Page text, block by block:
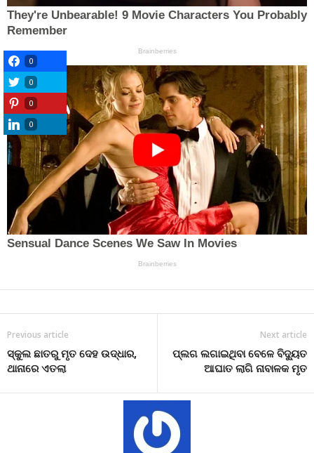
Previous article
ସ୍କୁଲ ଛାତରୁ ମୃତ ଦେହ ଉଦ୍ଧାର,
ଥାନାରେ ଏତଲା
Next article
ପ୍ଲଗ ଲଗାଇଥିବା ବେଳେ ବିଦ୍ୟୁତ
ଆଘାତ ଲାଗି ନାବାଳକ ମୃତ
0
0
0
0